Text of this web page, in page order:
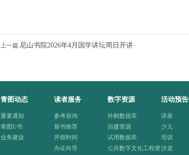
上一篇:尼山书院2026年4月国学讲坛周日开讲
青图动态
重要通知
青图U书
业务建设
读者服务
参考咨询
新书推荐
开馆时间
办证向导
数字资源
外购数据库
自建资源
试用数据库
公共数字文化工程资
活动预告
讲座
少儿
培训
沙龙